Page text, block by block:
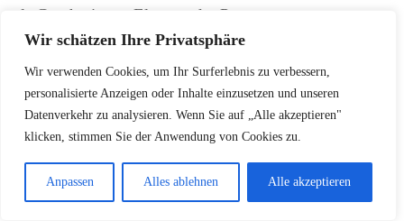
Wir schätzen Ihre Privatsphäre
Wir verwenden Cookies, um Ihr Surferlebnis zu verbessern,
personalisierte Anzeigen oder Inhalte einzusetzen und unseren
Datenverkehr zu analysieren. Wenn Sie auf „Alle akzeptieren"
klicken, stimmen Sie der Anwendung von Cookies zu.
Anpassen Alles ablehnen Alle akzeptieren
als Geschwister-, Eltern- oder Partnertattoo,
Familientattoos schaffen eine symbolische
Verbindung, die weit über das Tattoo selbst
hinausgeht.
FAQ